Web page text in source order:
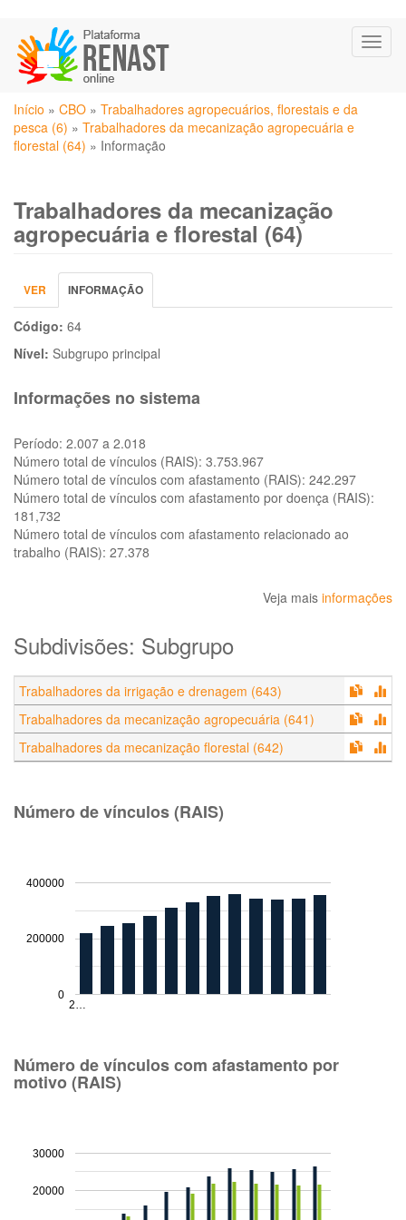
para
conteúdo
principal
Você
está
aqui
Início » CBO » Trabalhadores agropecuários, florestais e da
pesca (6) » Trabalhadores da mecanização agropecuária e
florestal (64) » Informação
Trabalhadores da mecanização
agropecuária e florestal (64)
Abas
primárias
VER INFORMAÇÃO
ATIVA)
Código: 64
Nível: Subgrupo principal
Informações no sistema
Período: 2.007 a 2.018
Número total de vínculos (RAIS): 3.753.967
Número total de vínculos com afastamento (RAIS): 242.297
Número total de vínculos com afastamento por doença (RAIS):
181,732
Número total de vínculos com afastamento relacionado ao
trabalho (RAIS): 27.378
Veja mais informações
Subdivisões: Subgrupo
Trabalhadores da irrigação e drenagem (643)
Trabalhadores da mecanização agropecuária (641)
Trabalhadores da mecanização florestal (642)
Número de vínculos (RAIS)
2…
0
200000
400000
Número de vínculos com afastamento por
motivo (RAIS)
20000
30000